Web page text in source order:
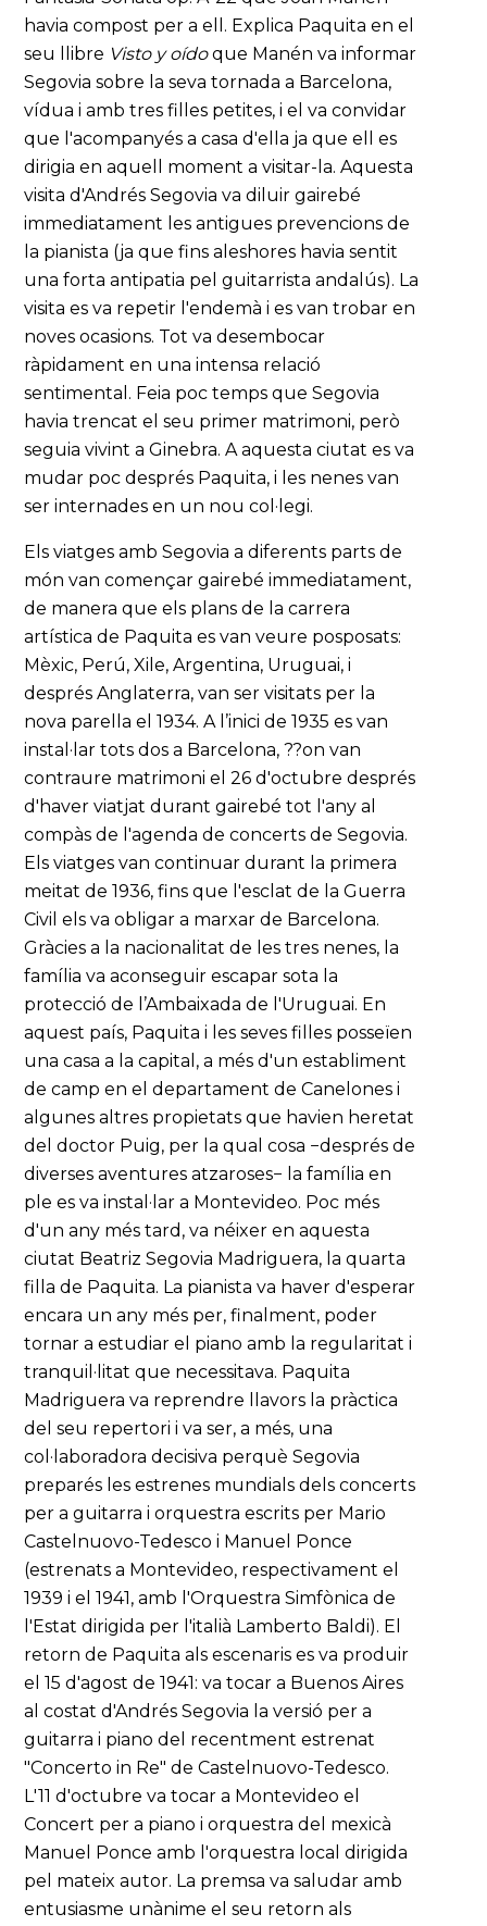
havia compost per a ell. Explica Paquita en el
seu llibre Visto y oídoque Manén va informar
Segovia sobre la seva tornada a Barcelona,
vídua i amb tres filles petites, i el va convidar
que l'acompanyés a casa d'ella ja que ell es
dirigia en aquell moment a visitar-la. Aquesta
visita d'Andrés Segovia va diluir gairebé
immediatament les antigues prevencions de
la pianista (ja que fins aleshores havia sentit
una forta antipatia pel guitarrista andalús). La
visita es va repetir l'endemà i es van trobar en
noves ocasions. Tot va desembocar
ràpidament en una intensa relació
sentimental. Feia poc temps que Segovia
havia trencat el seu primer matrimoni, però
seguia vivint a Ginebra. A aquesta ciutat es va
mudar poc després Paquita, i les nenes van
ser internades en un nou col·legi.
Els viatges amb Segovia a diferents parts de
món van començar gairebé immediatament,
de manera que els plans de la carrera
artística de Paquita es van veure posposats:
Mèxic, Perú, Xile, Argentina, Uruguai, i
després Anglaterra, van ser visitats per la
nova parella el 1934. A l’inici de 1935 es van
instal·lar tots dos a Barcelona, ??on van
contraure matrimoni el 26 d'octubre després
d'haver viatjat durant gairebé tot l'any al
compàs de l'agenda de concerts de Segovia.
Els viatges van continuar durant la primera
meitat de 1936, fins que l'esclat de la Guerra
Civil els va obligar a marxar de Barcelona.
Gràcies a la nacionalitat de les tres nenes, la
família va aconseguir escapar sota la
protecció de l’Ambaixada de l'Uruguai. En
aquest país, Paquita i les seves filles posseïen
una casa a la capital, a més d'un establiment
de camp en el departament de Canelones i
algunes altres propietats que havien heretat
del doctor Puig, per la qual cosa −després de
diverses aventures atzaroses− la família en
ple es va instal·lar a Montevideo. Poc més
d'un any més tard, va néixer en aquesta
ciutat Beatriz Segovia Madriguera, la quarta
filla de Paquita. La pianista va haver d'esperar
encara un any més per, finalment, poder
tornar a estudiar el piano amb la regularitat i
tranquil·litat que necessitava. Paquita
Madriguera va reprendre llavors la pràctica
del seu repertori i va ser, a més, una
col·laboradora decisiva perquè Segovia
preparés les estrenes mundials dels concerts
per a guitarra i orquestra escrits per Mario
Castelnuovo-Tedesco i Manuel Ponce
(estrenats a Montevideo, respectivament el
1939 i el 1941, amb l'Orquestra Simfònica de
l'Estat dirigida per l'italià Lamberto Baldi). El
retorn de Paquita als escenaris es va produir
el 15 d'agost de 1941: va tocar a Buenos Aires
al costat d'Andrés Segovia la versió per a
guitarra i piano del recentment estrenat
"Concerto in Re" de Castelnuovo-Tedesco.
L'11 d'octubre va tocar a Montevideo el
Concert per a piano i orquestra del mexicà
Manuel Ponce amb l'orquestra local dirigida
pel mateix autor. La premsa va saludar amb
entusiasme unànime el seu retorn als